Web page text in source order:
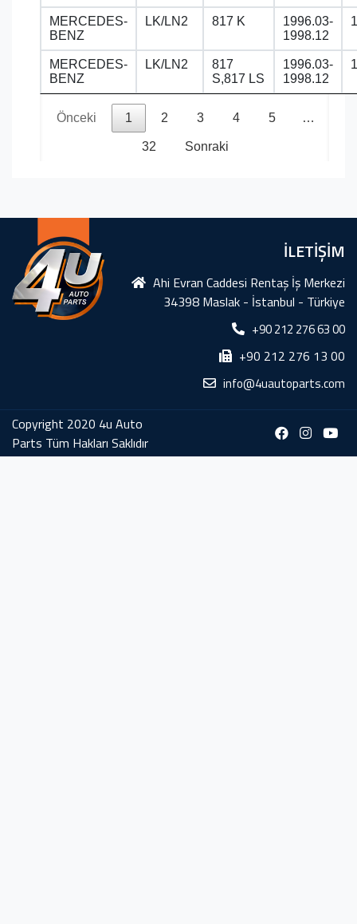
MERCEDES-
BENZ
LK/LN2 817 K
1996.03-
1998.12
MERCEDES-
BENZ
LK/LN2
817
S,817 LS
1996.03-
1998.12
Önceki 1 2 3 4 5 …
32 Sonraki
İLETİŞİM
Ahi Evran Caddesi Rentaş İş Merkezi
34398 Maslak - İstanbul - Türkiye
+90 212 276 63 00
+90 212 276 13 00
info@4uautoparts.com
Copyright 2020 4u Auto
Parts Tüm Hakları Saklıdır